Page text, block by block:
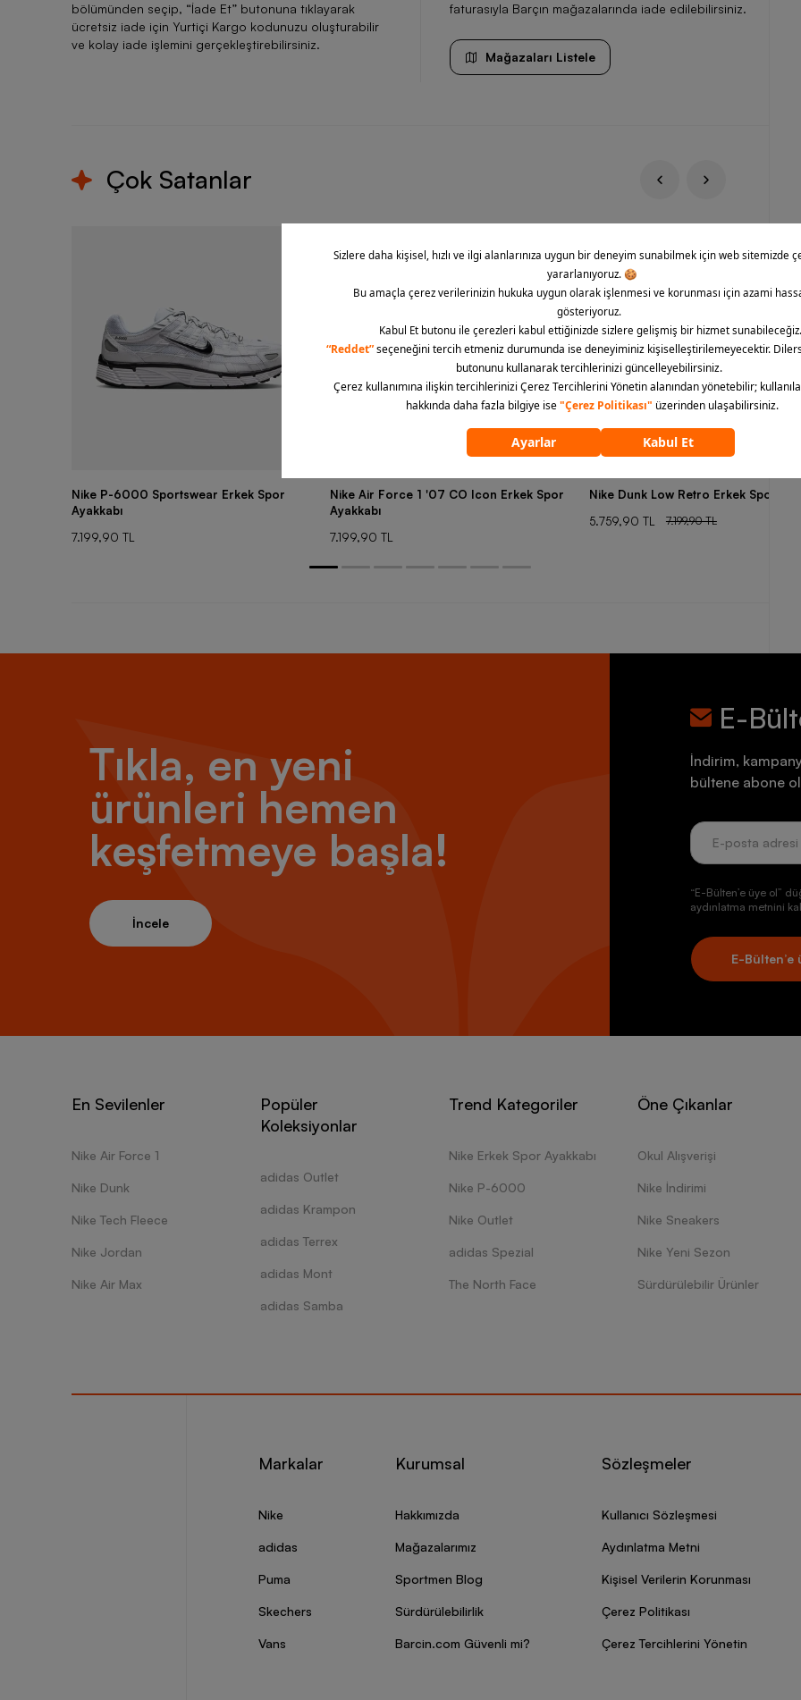
bölümünden seçip, “İade Et” butonuna tıklayarak
ücretsiz iade için Yurtiçi Kargo kodunuzu oluşturabilir
ve kolay iade işlemini gerçekleştirebilirsiniz.
faturasıyla Barçın mağazalarında iade edilebilirsiniz.
Mağazaları Listele
Çok Satanlar
Nike P-6000 Sportswear Erkek Spor
Ayakkabı
7.199,90 TL
Nike Air Force 1 '07 CO Icon Erkek Spor
Ayakkabı
7.199,90 TL
Nike Dunk Low Retro Erkek Spor
5.759,90 TL
7.199,90 TL
Tıkla, en yeni
ürünleri hemen
keşfetmeye başla!
İncele
E-
İndirim,
bültene abone
“E-Bülten’e üye ol”
aydınlatma metnini
E-Bülten’e
En Sevilenler
Nike Air Force 1
Nike Dunk
Nike Tech Fleece
Nike Jordan
Nike Air Max
Popüler
Koleksiyonlar
adidas Outlet
adidas Krampon
adidas Terrex
adidas Mont
adidas Samba
Trend Kategoriler
Nike Erkek Spor Ayakkabı
Nike P-6000
Nike Outlet
adidas Spezial
The North Face
Öne Çıkanlar
Okul Alışverişi
Nike İndirimi
Nike Sneakers
Nike Yeni Sezon
Sürdürülebilir Ürünler
Markalar
Nike
adidas
Puma
Skechers
Vans
Kurumsal
Hakkımızda
Mağazalarımız
Sportmen Blog
Sürdürülebilirlik
Barcin.com Güvenli mi?
Sözleşmeler
Kullanıcı Sözleşmesi
Aydınlatma Metni
Kişisel Verilerin Korunması
Çerez Politikası
Çerez Tercihlerini Yönetin